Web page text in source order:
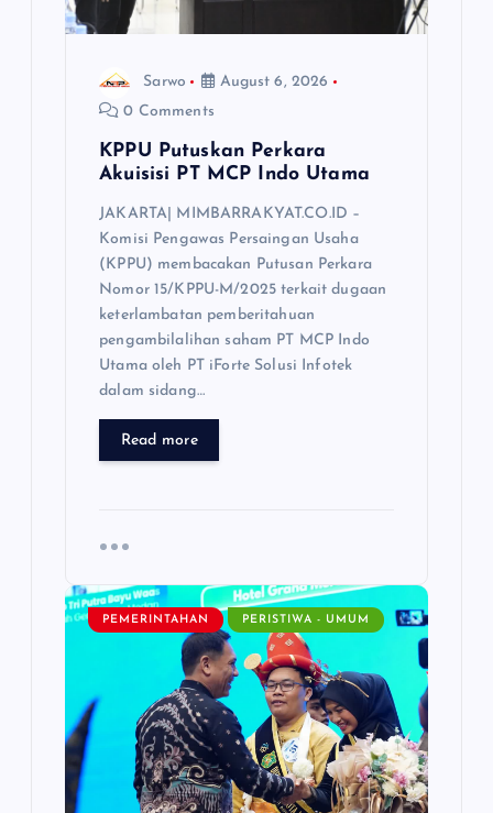
Sarwo
August 6, 2026
0 Comments
KPPU Putuskan Perkara
Akuisisi PT MCP Indo Utama
JAKARTA| MIMBARRAKYAT.CO.ID –
Komisi Pengawas Persaingan Usaha
(KPPU) membacakan Putusan Perkara
Nomor 15/KPPU-M/2025 terkait dugaan
keterlambatan pemberitahuan
pengambilalihan saham PT MCP Indo
Utama oleh PT iForte Solusi Infotek
dalam sidang…
Read more
PEMERINTAHAN PERISTIWA - UMUM